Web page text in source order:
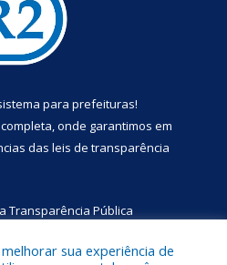
para prefeituras!
completa, onde garantimos em
das leis de transparência
Transparência Pública
sua experiência de